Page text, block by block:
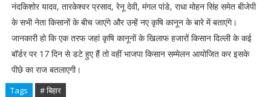
नंदकिशोर यादव, तारकेश्वर प्रसाद, रेनू देवी, मंगल पांडे, राधा मोहन सिंह समेत बीजेपी
के सभी नेता किसानों के बीच जाएंगे और उन्हें नए कृषि कानून के बारे में बताएंगे।
जानकारी हो कि एक तरफ जहां कृषि कानूनों के खिलाफ हजारों किसान दिल्ली के कई
बॉर्डर पर 17 दिन से डटे हुए हैं तो वहीं भाजपा किसान सम्मेलन आयोजित कर इसके
पीछे का राज बतलाएगी।
Tags # बिहार